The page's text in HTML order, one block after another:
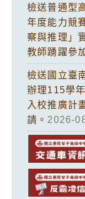
檢送普通型
年度能力競
察與推理」
教師踴躍參
檢送國立臺
辦理115學
入校推廣計
請。 2026-